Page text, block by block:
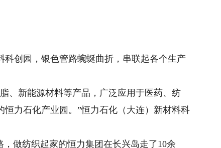
创园，银色管路蜿蜒曲折，串联起各个生产
新能源材料等产品，广泛应用于医药、纺
力石化产业园。”恒力石化（大连）新材料科
做纺织起家的恒力集团在长兴岛走了10余